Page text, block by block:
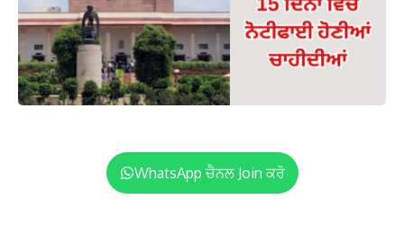
WhatsApp ਚੈਨਲ Join ਕਰੋ